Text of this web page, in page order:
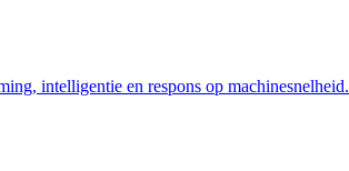
intelligentie en respons op machinesnelheid.